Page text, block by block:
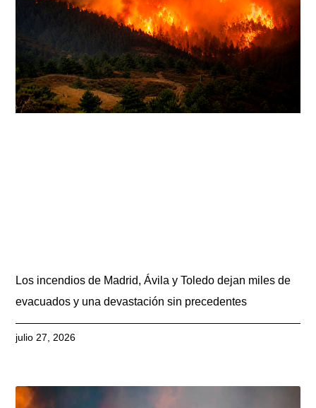
Los incendios de Madrid, Ávila y Toledo dejan miles de
evacuados y una devastación sin precedentes
julio 27, 2026